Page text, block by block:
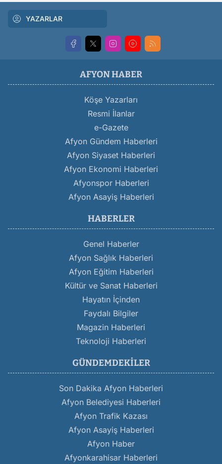
YAZARLAR
AFYON HABER
Köşe Yazarları
Resmi İlanlar
e-Gazete
Afyon Gündem Haberleri
Afyon Siyaset Haberleri
Afyon Ekonomi Haberleri
Afyonspor Haberleri
Afyon Asayiş Haberleri
HABERLER
Genel Haberler
Afyon Sağlık Haberleri
Afyon Eğitim Haberleri
Kültür ve Sanat Haberleri
Hayatın İçinden
Faydalı Bilgiler
Magazin Haberleri
Teknoloji Haberleri
GÜNDEMDEKILER
Son Dakika Afyon Haberleri
Afyon Belediyesi Haberleri
Afyon Trafik Kazası
Afyon Asayiş Haberleri
Afyon Haber
Afyonkarahisar Haberleri